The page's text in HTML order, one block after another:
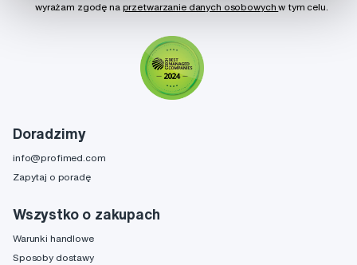
Doradzimy
info@profimed.com
Zapytaj o poradę
Wszystko o zakupach
Warunki handlowe
Sposoby dostawy
wyrażam zgodę na przetwarzanie danych osobowychw tym celu.